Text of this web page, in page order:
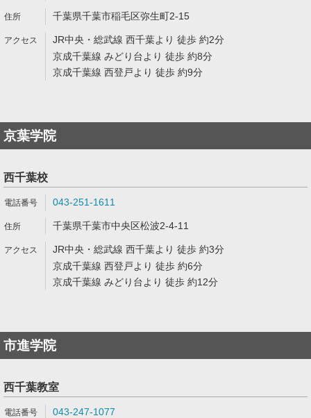
千葉県千葉市稲毛区弥生町2-15
JR中央・総武線 西千葉より 徒歩 約2分
京成千葉線 みどり台より 徒歩 約8分
京成千葉線 西登戸より 徒歩 約9分
京葉学院
西千葉校
043-251-1611
千葉県千葉市中央区松波2-4-11
JR中央・総武線 西千葉より 徒歩 約3分
京成千葉線 西登戸より 徒歩 約6分
京成千葉線 みどり台より 徒歩 約12分
市進学院
西千葉教室
043-247-1077